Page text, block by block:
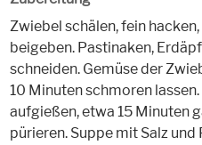
Zwiebel schälen, fein
beigeben. Pastinaken,
schneiden. Gemüse der
10 Minuten schmoren
aufgießen, etwa 15 Minuten
pürieren. Suppe mit Salz